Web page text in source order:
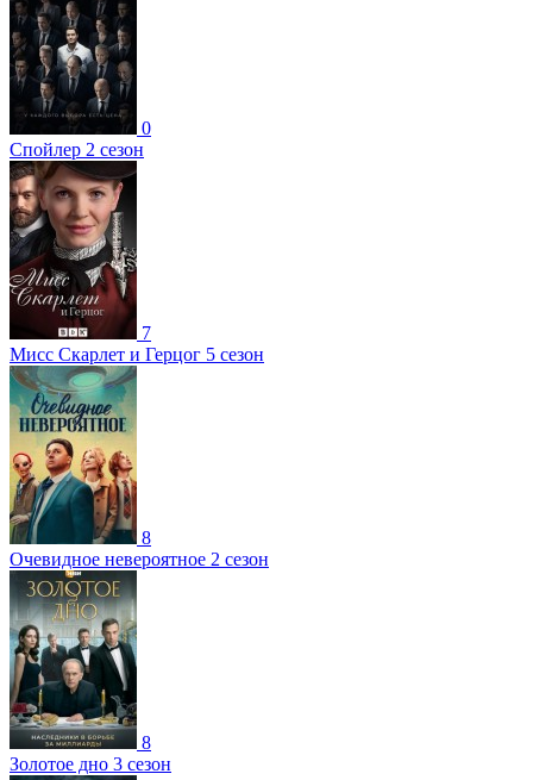
0
Спойлер 2 сезон
7
Мисс Скарлет и Герцог 5 сезон
8
Очевидное невероятное 2 сезон
8
Золотое дно 3 сезон